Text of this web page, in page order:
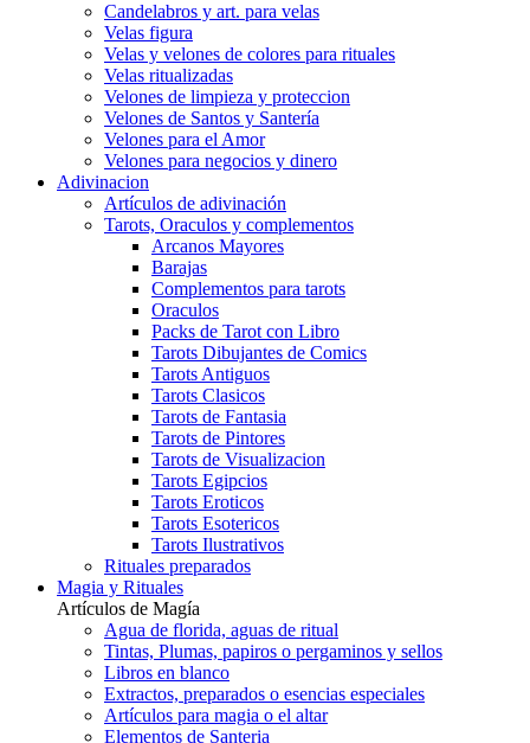
Candelabros y art. para velas
Velas figura
Velas y velones de colores para rituales
Velas ritualizadas
Velones de limpieza y proteccion
Velones de Santos y Santería
Velones para el Amor
Velones para negocios y dinero
Adivinacion
Artículos de adivinación
Tarots, Oraculos y complementos
Arcanos Mayores
Barajas
Complementos para tarots
Oraculos
Packs de Tarot con Libro
Tarots Dibujantes de Comics
Tarots Antiguos
Tarots Clasicos
Tarots de Fantasia
Tarots de Pintores
Tarots de Visualizacion
Tarots Egipcios
Tarots Eroticos
Tarots Esotericos
Tarots Ilustrativos
Rituales preparados
Magia y Rituales
Artículos de Magía
Agua de florida, aguas de ritual
Tintas, Plumas, papiros o pergaminos y sellos
Libros en blanco
Extractos, preparados o esencias especiales
Artículos para magia o el altar
Elementos de Santeria